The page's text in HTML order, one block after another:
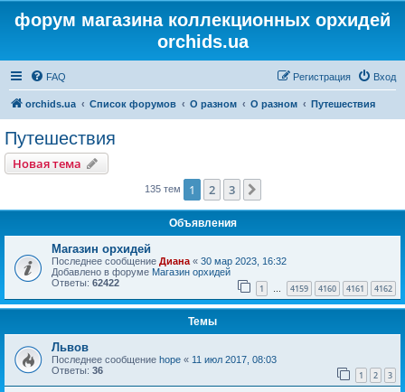
форум магазина коллекционных орхидей
orchids.ua
FAQ Вход
Регистрация
orchids.ua Список форумов О разном О разном Путешествия
Путешествия
Новая тема
135 тем 1 2 3
Объявления
Магазин орхидей
Последнее сообщение Диана « 30 мар 2023, 16:32
Добавлено в форуме Магазин орхидей
Ответы: 62422 1 … 4159 4160 4161 4162
Темы
Львов
Последнее сообщение hope « 11 июл 2017, 08:03
Ответы: 36 1 2 3